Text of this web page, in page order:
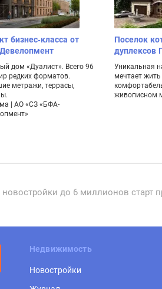
бизнес-класса от
дом «Дуалист». Всего 96
редких форматов.
метражи, террасы,
| АО «СЗ «БФА-
Поселок
дуплексов
Уникальная
мечтает жить
живописном
новостройки до 6 миллионов старт
Недвижимость
Новостройки